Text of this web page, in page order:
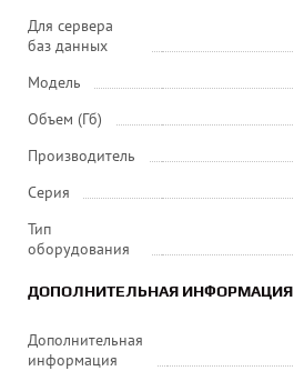
Для сервера
баз данных
Модель
Объем (Гб)
Производитель
Серия
Тип
оборудования
ДОПОЛНИТЕЛЬНАЯ ИНФОРМАЦИЯ
Дополнительная
информация